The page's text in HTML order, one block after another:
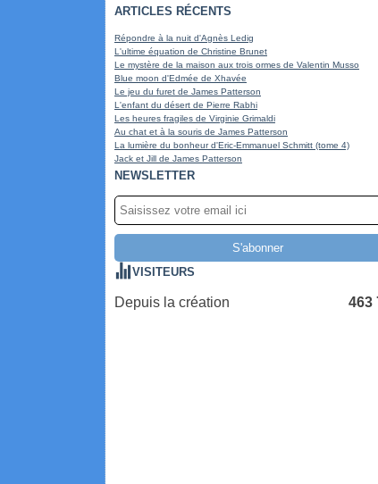
ARTICLES RÉCENTS
Répondre à la nuit d'Agnès Ledig
L'ultime équation de Christine Brunet
Le mystère de la maison aux trois ormes de Valentin Musso
Blue moon d'Edmée de Xhavée
Le jeu du furet de James Patterson
L'enfant du désert de Pierre Rabhi
Les heures fragiles de Virginie Grimaldi
Au chat et à la souris de James Patterson
La lumière du bonheur d'Eric-Emmanuel Schmitt (tome 4)
Jack et Jill de James Patterson
NEWSLETTER
VISITEURS
Depuis la création 463